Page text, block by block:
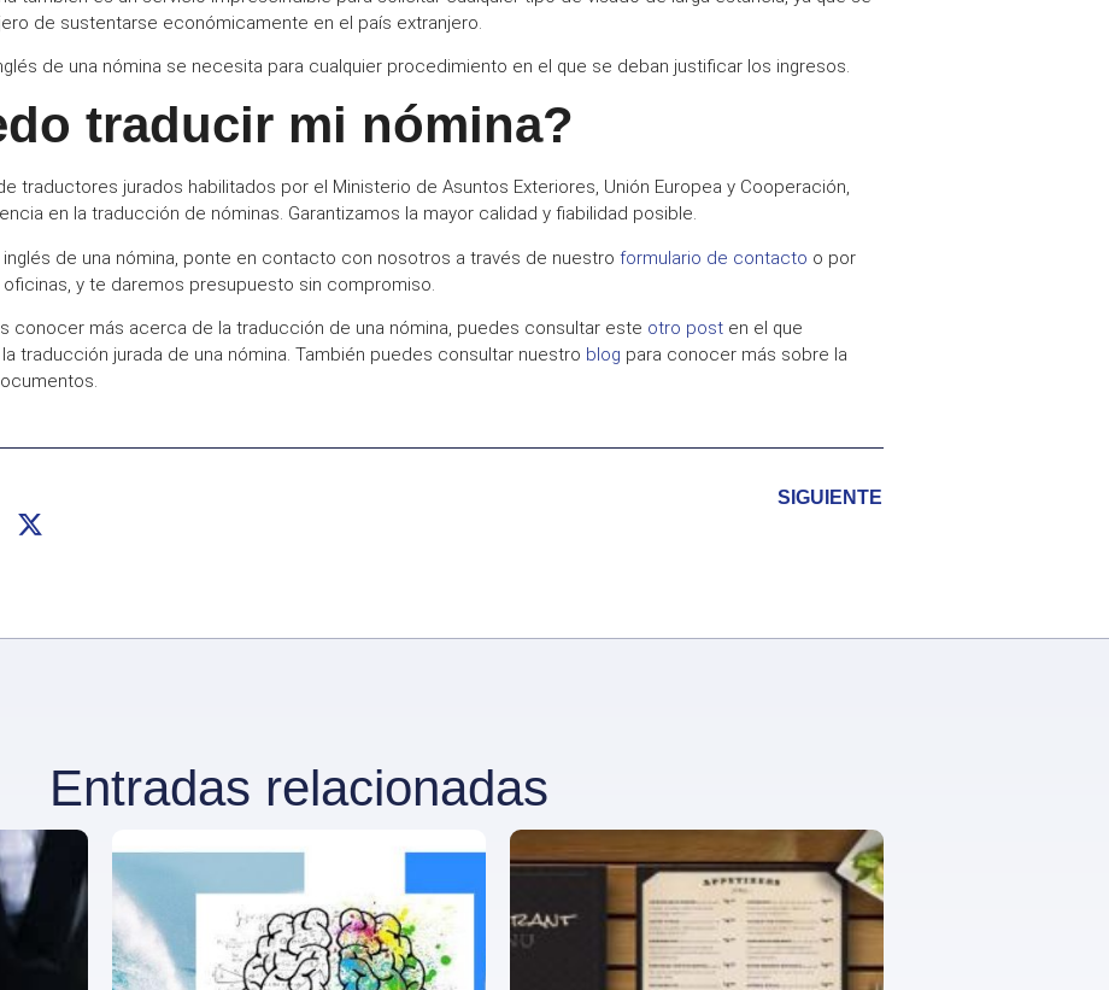
de sustentarse económicamente en el país extranjero.
de una nómina se necesita para cualquier procedimiento en el que se deban justificar los ingresos.
traducir mi nómina?
traductores jurados habilitados por el Ministerio de Asuntos Exteriores, Unión Europea y Cooperación,
en la traducción de nóminas. Garantizamos la mayor calidad y fiabilidad posible.
de una nómina, ponte en contacto con nosotros a través de nuestro formulario de contacto o por
y te daremos presupuesto sin compromiso.
conocer más acerca de la traducción de una nómina, puedes consultar este otro post en el que
traducción jurada de una nómina. También puedes consultar nuestro blog para conocer más sobre la
SIGUIENTE
Entradas relacionadas